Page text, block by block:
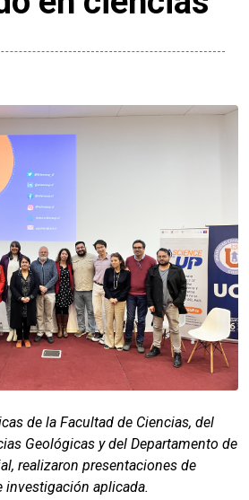
de la Facultad de Ciencias, del
Geológicas y del Departamento de
realizaron presentaciones de
investigación aplicada.